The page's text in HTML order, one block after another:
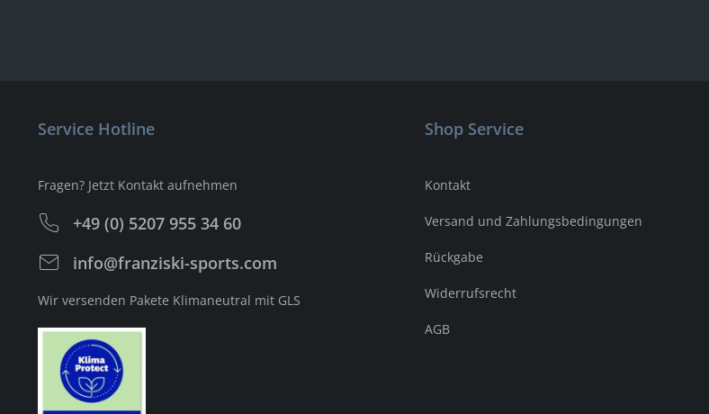
Service Hotline
Fragen? Jetzt Kontakt aufnehmen
+49 (0) 5207 955 34 60
info@franziski-sports.com
Wir versenden Pakete Klimaneutral mit GLS
Shop Service
Kontakt
Versand und Zahlungsbedingungen
Rückgabe
Widerrufsrecht
AGB